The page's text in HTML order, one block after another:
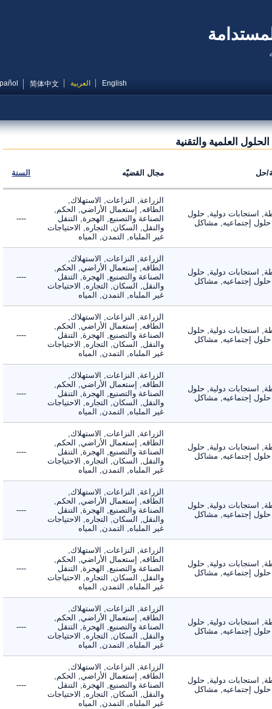
English العربية 简体中文
Español
العلمية والتقنية
مجال القضيّه السنة
استجابات دولية, حلول
إجتماعيه, مشاكل
الزراعة, النزاعات, الاستهلاك,
الطاقه, إستعمال الأراضي, الحكم,
الصناعة والتصنيع, الهجرة, التنقل
والنقل, السكان, التجاره, الاحتياجات
غير الملباه, التمدن, المياه
----
استجابات دولية, حلول
إجتماعيه, مشاكل
الزراعة, النزاعات, الاستهلاك,
الطاقه, إستعمال الأراضي, الحكم,
الصناعة والتصنيع, الهجرة, التنقل
والنقل, السكان, التجاره, الاحتياجات
غير الملباه, التمدن, المياه
----
استجابات دولية, حلول
إجتماعيه, مشاكل
الزراعة, النزاعات, الاستهلاك,
الطاقه, إستعمال الأراضي, الحكم,
الصناعة والتصنيع, الهجرة, التنقل
والنقل, السكان, التجاره, الاحتياجات
غير الملباه, التمدن, المياه
----
استجابات دولية, حلول
إجتماعيه, مشاكل
الزراعة, النزاعات, الاستهلاك,
الطاقه, إستعمال الأراضي, الحكم,
الصناعة والتصنيع, الهجرة, التنقل
والنقل, السكان, التجاره, الاحتياجات
غير الملباه, التمدن, المياه
----
استجابات دولية, حلول
إجتماعيه, مشاكل
الزراعة, النزاعات, الاستهلاك,
الطاقه, إستعمال الأراضي, الحكم,
الصناعة والتصنيع, الهجرة, التنقل
والنقل, السكان, التجاره, الاحتياجات
غير الملباه, التمدن, المياه
----
استجابات دولية, حلول
إجتماعيه, مشاكل
الزراعة, النزاعات, الاستهلاك,
الطاقه, إستعمال الأراضي, الحكم,
الصناعة والتصنيع, الهجرة, التنقل
والنقل, السكان, التجاره, الاحتياجات
غير الملباه, التمدن, المياه
----
استجابات دولية, حلول
إجتماعيه, مشاكل
الزراعة, النزاعات, الاستهلاك,
الطاقه, إستعمال الأراضي, الحكم,
الصناعة والتصنيع, الهجرة, التنقل
والنقل, السكان, التجاره, الاحتياجات
غير الملباه, التمدن, المياه
----
استجابات دولية, حلول
إجتماعيه, مشاكل
الزراعة, النزاعات, الاستهلاك,
الطاقه, إستعمال الأراضي, الحكم,
الصناعة والتصنيع, الهجرة, التنقل
والنقل, السكان, التجاره, الاحتياجات
غير الملباه, التمدن, المياه
----
استجابات دولية, حلول
إجتماعيه, مشاكل
الزراعة, النزاعات, الاستهلاك,
الطاقه, إستعمال الأراضي, الحكم,
الصناعة والتصنيع, الهجرة, التنقل
والنقل, السكان, التجاره, الاحتياجات
غير الملباه, التمدن, المياه
----